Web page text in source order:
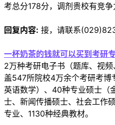
考总分178分，调剂贵校有竞
回复内容: 接，请联系
一杯奶茶的钱就可以买到考研专
2万种考研电子书（题库、视
盖547所院校4万余个考研考博
英语数学）、40种专业硕士（
士、新闻传播硕士、社会工作
专业、1130种经典教材。